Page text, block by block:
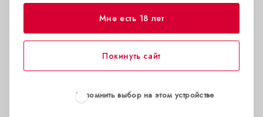
Мне есть 18 лет
Покинуть сайт
Запомнить выбор на этом устройстве
Допустимо ли совместное применение попперсов с алкогольными
таком сочетании, поскольку многие наши клиенты